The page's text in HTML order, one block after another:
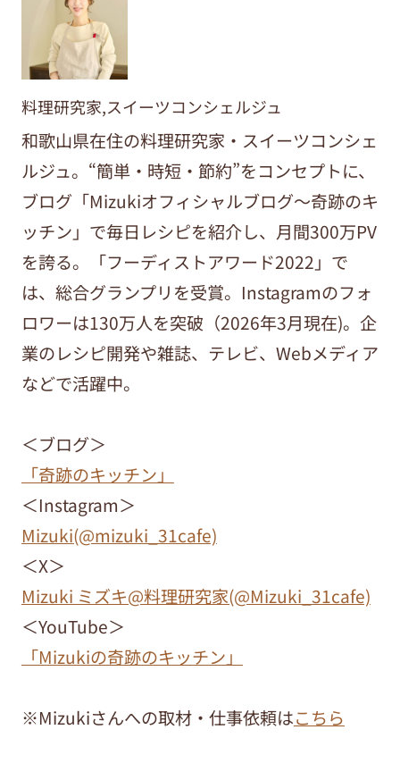
料理研究家,スイーツコンシェルジュ
和歌山県在住の料理研究家・スイーツコンシェ
ルジュ。“簡単・時短・節約”をコンセプトに、
ブログ「Mizukiオフィシャルブログ～奇跡のキ
ッチン」で毎日レシピを紹介し、月間300万PV
を誇る。「フーディストアワード2022」で
は、総合グランプリを受賞。Instagramのフォ
ロワーは130万人を突破（2026年3月現在)。企
業のレシピ開発や雑誌、テレビ、Webメディア
などで活躍中。
＜ブログ＞
「奇跡のキッチン」
＜Instagram＞
Mizuki(@mizuki_31cafe)
＜X＞
Mizuki ミズキ@料理研究家(@Mizuki_31cafe)
＜YouTube＞
「Mizukiの奇跡のキッチン」
※Mizukiさんへの取材・仕事依頼はこちら